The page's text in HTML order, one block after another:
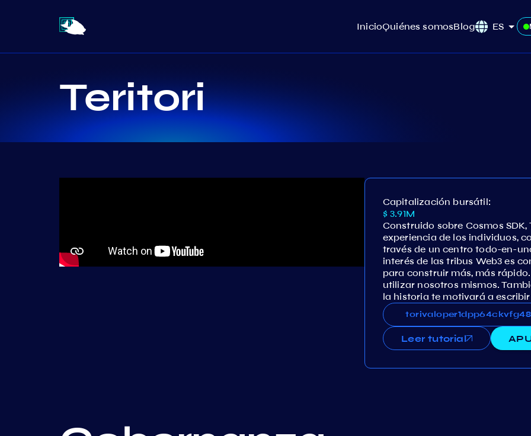
InicioQuiénes somosBlog ES
Teritori
Capitalización bursátil:
$ 3.91M
Construido sobre Cosmos
experiencia de los individuos,
través de un centro todo-en-
interés de las tribus Web3 es
para construir más, más
utilizar nosotros mismos.
la historia te motivará a
Leer tutorial